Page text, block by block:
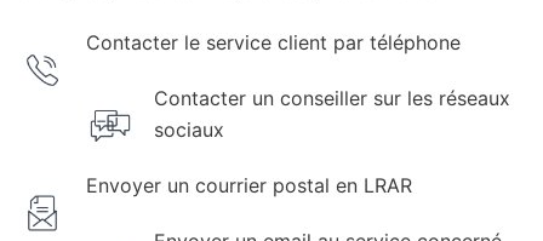
Contacter le service client par téléphone
Contacter un conseiller sur les réseaux
sociaux
Envoyer un courrier postal en LRAR